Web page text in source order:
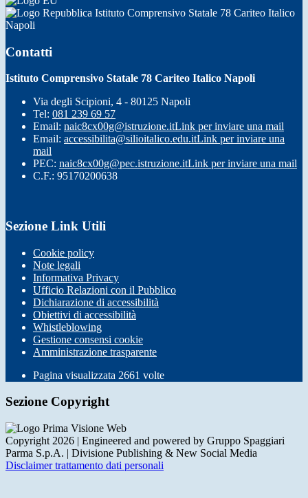
Istituto Comprensivo Statale 78 Cariteo Italico
Napoli
Contatti
Istituto Comprensivo Statale 78 Cariteo Italico Napoli
Via degli Scipioni, 4 - 80125 Napoli
Tel: 081 239 69 57
Email: naic8cx00g@istruzione.itLink per inviare una mail
Email: accessibilita@silioitalico.edu.itLink per inviare una
mail
PEC: naic8cx00g@pec.istruzione.itLink per inviare una mail
C.F.: 95170200638
Sezione Link Utili
Cookie policy
Note legali
Informativa Privacy
Ufficio Relazioni con il Pubblico
Dichiarazione di accessibilità
Obiettivi di accessibilità
Whistleblowing
Gestione consensi cookie
Amministrazione trasparente
Pagina visualizzata 2661 volte
Sezione Copyright
Copyright 2026 | Engineered and powered by Gruppo Spaggiari
Parma S.p.A. | Divisione Publishing & New Social Media
Disclaimer trattamento dati personali